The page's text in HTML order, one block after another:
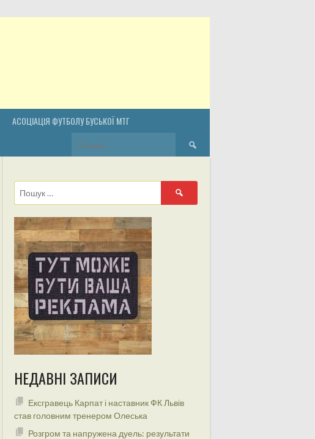
АСОЦІАЦІЯ ФУТБОЛУ БУСЬКОЇ МТГ
Пошук:
Пошук:
НЕДАВНІ ЗАПИСИ
Ексгравець Карпат і наставник ФК Львів
став головним тренером Олеська
Розгром та напружена дуель: результати